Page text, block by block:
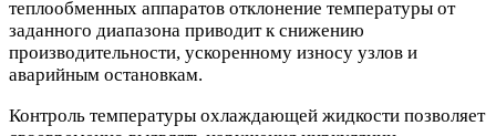
теплообменных аппаратов отклонение температуры от
заданного диапазона приводит к снижению
производительности, ускоренному износу узлов и
аварийным остановкам.
Контроль температуры охлаждающей жидкости позволяет